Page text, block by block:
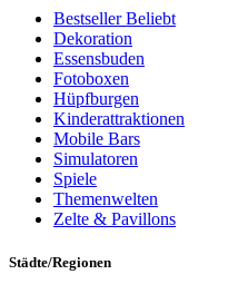
BestsellerBeliebt
Dekoration
Essensbuden
Fotoboxen
Hüpfburgen
Kinderattraktionen
Mobile Bars
Simulatoren
Spiele
Themenwelten
Zelte & Pavillons
Städte/Regionen